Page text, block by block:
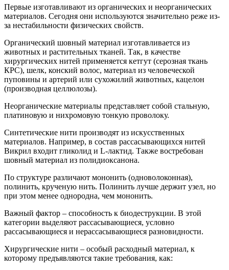
Первые изготавливают из органических и неорганических
материалов. Сегодня они используются значительно реже из-
за нестабильности физических свойств.
Органический шовный материал изготавливается из
животных и растительных тканей. Так, в качестве
хирургических нитей применяется кетгут (серозная ткань
КРС), шелк, конский волос, материал из человеческой
пуповины и артерий или сухожилий животных, кацелон
(производная целлюлозы).
Неорганические материалы представляет собой стальную,
платиновую и нихромовую тонкую проволоку.
Синтетические нити производят из искусственных
материалов. Например, в состав рассасывающихся нитей
Викрил входит гликолид и L-лактид. Также востребован
шовный материал из полидиоксанона.
По структуре различают мононить (одноволоконная),
полинить, крученую нить. Полинить лучше держит узел, но
при этом менее однородна, чем мононить.
Важный фактор – способность к биодеструкции. В этой
категории выделяют рассасывающиеся, условно
рассасывающиеся и нерассасывающиеся разновидности.
Хирургические нити – особый расходный материал, к
которому предъявляются такие требования, как: